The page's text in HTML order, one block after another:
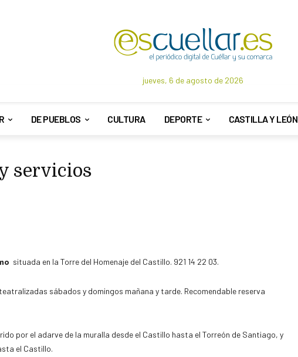
jueves, 6 de agosto de 2026
DE PUEBLOS CULTURA DEPORTE CASTILLA Y LEÓN
servicios
situada en la Torre del Homenaje del Castillo. 921 14 22 03.
sábados y domingos mañana y tarde. Recomendable reserva
por el adarve de la muralla desde el Castillo hasta el Torreón de Santiago, y
el Castillo.